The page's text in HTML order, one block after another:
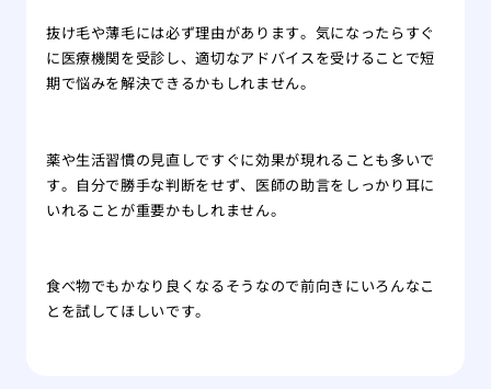
抜け毛や薄毛には必ず理由があります。気になったらすぐ
に医療機関を受診し、適切なアドバイスを受けることで短
期で悩みを解決できるかもしれません。
薬や生活習慣の見直しですぐに効果が現れることも多いで
す。自分で勝手な判断をせず、医師の助言をしっかり耳に
いれることが重要かもしれません。
食べ物でもかなり良くなるそうなので前向きにいろんなこ
とを試してほしいです。